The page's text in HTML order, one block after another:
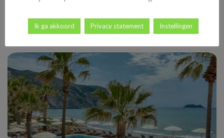
Nederlanders en Belgen de ideale manier [...]
Ik ga akkoord Privacy statement Instellingen